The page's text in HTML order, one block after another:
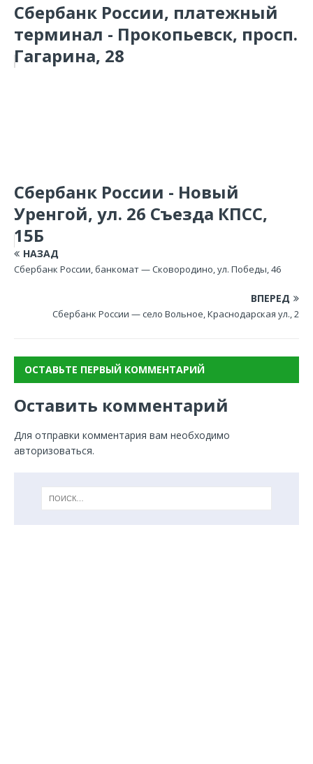
Сбербанк России, платежный
терминал - Прокопьевск, просп.
Гагарина, 28
Сбербанк России - Новый
Уренгой, ул. 26 Съезда КПСС,
15Б
НАЗАД
Сбербанк России, банкомат — Сковородино, ул. Победы, 46
ВПЕРЕД
Сбербанк России — село Вольное, Краснодарская ул., 2
ОСТАВЬТЕ ПЕРВЫЙ КОММЕНТАРИЙ
Оставить комментарий
Для отправки комментария вам необходимо
авторизоваться.